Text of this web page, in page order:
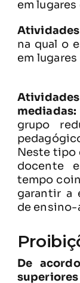
em
na qual o
em
mediadas:
grupo
Neste tipo
docente
tempo
garantir a
de ensino-
De